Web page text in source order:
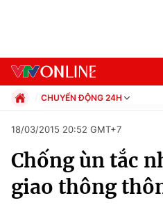
Chuyên mục
Chính trị
CHUYỂN ĐỘNG 24H
Xã hội
Pháp luật
Kinh tế
Thể thao
18/03/2015 20:52 GMT+7
Chống ùn tắc
giao thông